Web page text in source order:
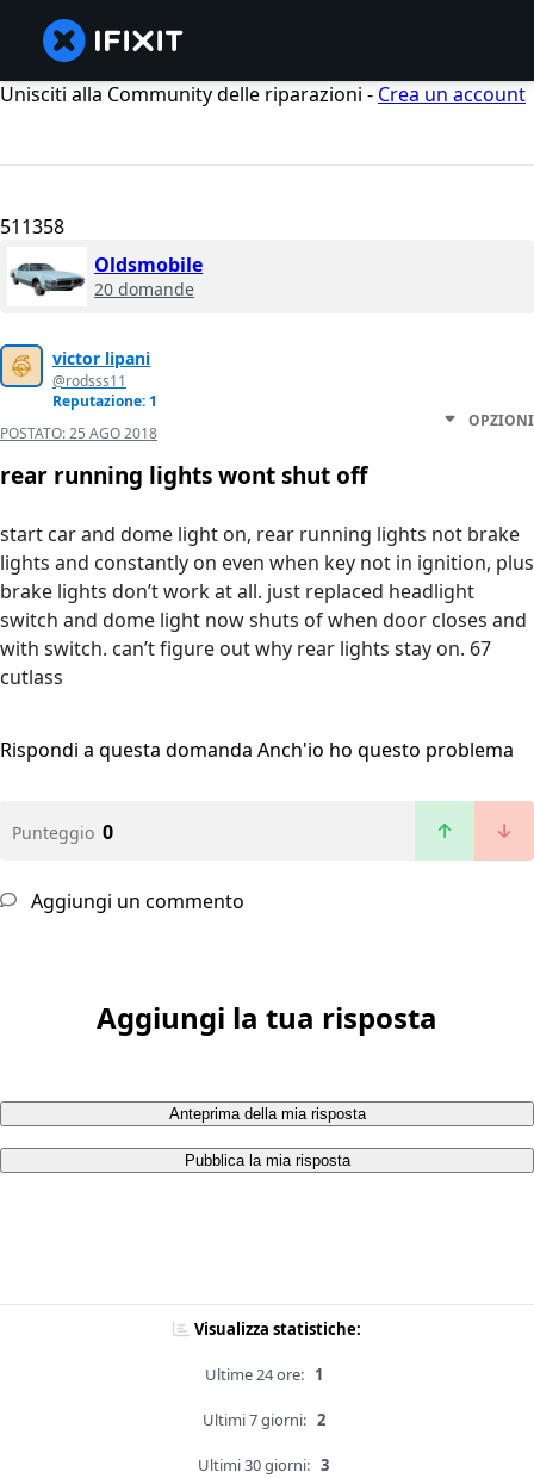
Unisciti alla Community delle riparazioni - Crea un account
511358
Oldsmobile
20 domande
victor lipani
@rodsss11
Reputazione: 1
POSTATO:25 AGO 2018
OPZIONI
rear running lights wont shut off
start car and dome light on, rear running lights not brake
lights and constantly on even when key not in ignition, plus
brake lights don’t work at all. just replaced headlight
switch and dome light now shuts of when door closes and
with switch. can’t figure out why rear lights stay on. 67
cutlass
Rispondi a questa domanda Anch'io ho questo problema
Punteggio 0
Aggiungi un commento
Aggiungi la tua risposta
Anteprima della mia risposta
Pubblica la mia risposta
Visualizza statistiche:
Ultime 24 ore: 1
Ultimi 7 giorni: 2
Ultimi 30 giorni: 3